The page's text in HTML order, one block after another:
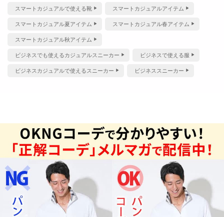
スマートカジュアルで使える靴 スマートカジュアルアイテム
スマートカジュアル夏アイテム スマートカジュアル春アイテム
スマートカジュアル秋アイテム
ビジネスでも使えるカジュアルスニーカー ビジネスで使える服
ビジネスカジュアルで使えるスニーカー ビジネススニーカー